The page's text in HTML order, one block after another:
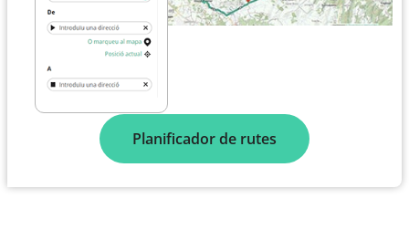
Planificador de rutes